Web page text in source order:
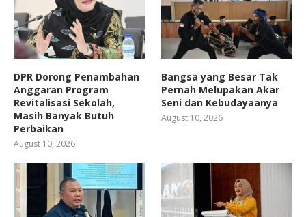
DPR Dorong Penambahan
Anggaran Program
Revitalisasi Sekolah,
Masih Banyak Butuh
Perbaikan
August 10, 2026
Bangsa yang Besar Tak
Pernah Melupakan Akar
Seni dan Kebudayaanya
August 10, 2026